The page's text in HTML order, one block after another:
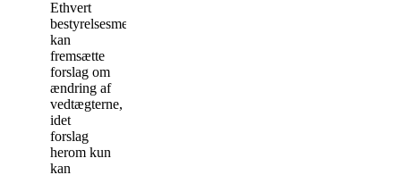
Ethvert
bestyrelsesmedlem
kan
fremsætte
forslag om
ændring af
vedtægterne,
idet
forslag
herom kun
kan